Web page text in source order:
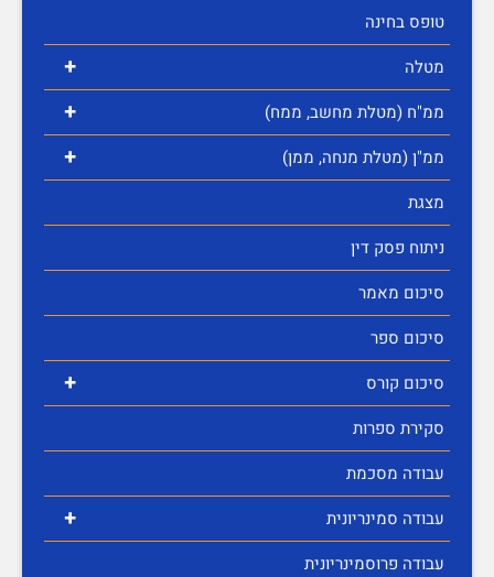
טופס בחינה
+ מטלה
+ ממ"ח (מטלת מחשב, ממח)
+
ממ"ן (מטלת מנחה, ממן)
מצגת
ניתוח פסק דין
סיכום מאמר
סיכום ספר
+
סיכום קורס
סקירת ספרות
עבודה מסכמת
+
עבודה סמינריונית
עבודה פרוסמינריונית